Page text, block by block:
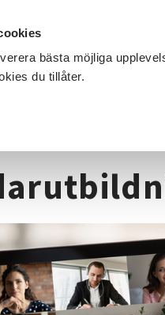
bästa möjliga
du tillåter.
SÖK KURSER OCH